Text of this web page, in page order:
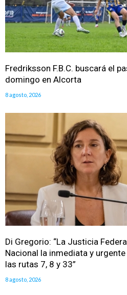
Fredriksson F.B.C. buscará el
domingo en Alcorta
8 agosto, 2026
Di Gregorio: “La Justicia
Nacional la inmediata y
las rutas 7, 8 y 33”
8 agosto, 2026